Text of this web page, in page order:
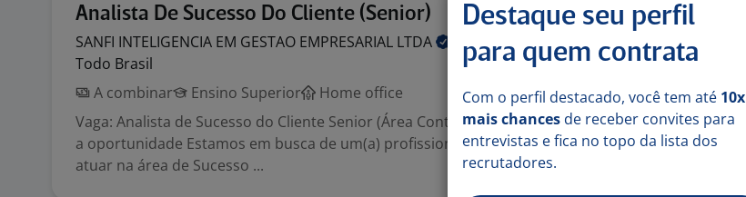
Analista De Sucesso Do Cliente (Senior) 15 jun
SANFI INTELIGENCIA EM GESTAO EMPRESARIAL LTDA
Todo Brasil
A combinar
Ensino Superior
Home office
Vaga: Analista de Sucesso do Cliente Senior (Área Contábil) Sobre
a oportunidade Estamos em busca de um(a) profissional para
atuar na área de Sucesso ...
Destaque seu perfil
para quem contrata
Com o perfil destacado, você tem até 10x
mais chances de receber convites para
entrevistas e fica no topo da lista dos
recrutadores.